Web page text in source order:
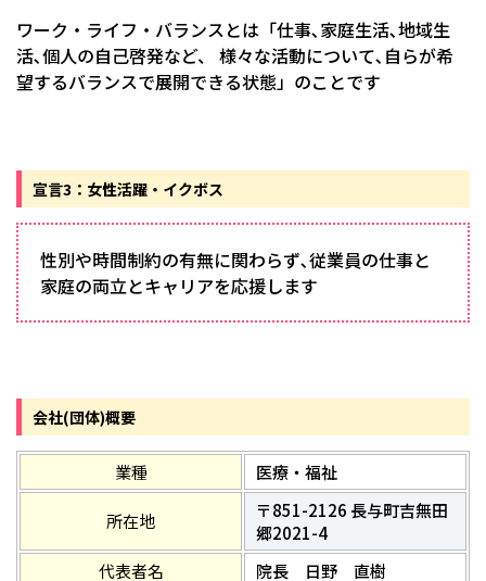
ワーク・ライフ・バランスとは「仕事､家庭生活､地域生
活､個人の自己啓発など、 様々な活動について､自らが希
望するバランスで展開できる状態」のことです
宣言3：女性活躍・イクボス
性別や時間制約の有無に関わらず､従業員の仕事と
家庭の両立とキャリアを応援します
会社(団体)概要
業種 医療・福祉
所在地
〒851-2126 長与町吉無田
郷2021-4
代表者名
院長 日野 直樹